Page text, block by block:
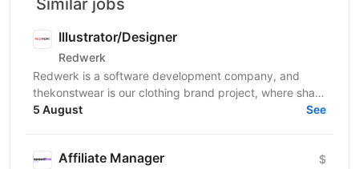
Illustrator/Designer
Redwerk
Redwerk is a software development company, and
thekonstwear is our clothing brand project, where sharp
humor and bold visual style meet streetwear. Design...
5 August See
Affiliate Manager $